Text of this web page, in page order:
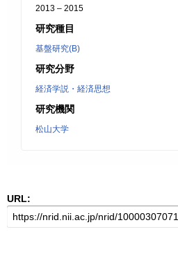
2013 – 2015
研究種目
基盤研究(B)
研究分野
経済学説・経済思想
研究機関
松山大学
URL: